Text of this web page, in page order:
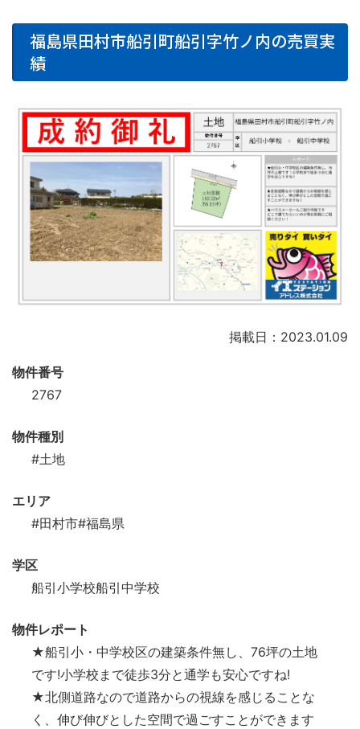
福島県田村市船引町船引字竹ノ内の売買実
績
掲載日：2023.01.09
物件番号
2767
物件種別
#土地
エリア
#田村市#福島県
学区
船引小学校船引中学校
物件レポート
★船引小・中学校区の建築条件無し、76坪の土地
です!小学校まで徒歩3分と通学も安心ですね!
★北側道路なので道路からの視線を感じることな
く、伸び伸びとした空間で過ごすことができます